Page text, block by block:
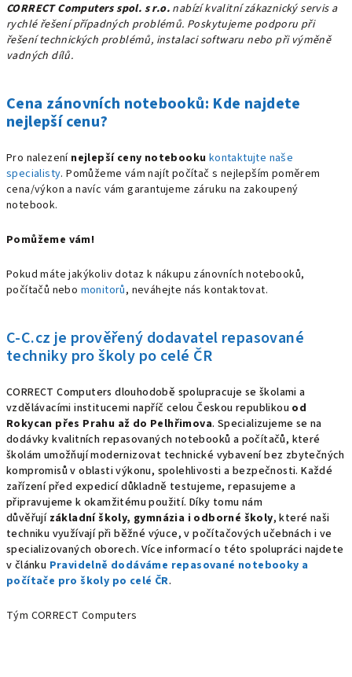
CORRECT Computers spol. s r.o. nabízí kvalitní zákaznický servis a
rychlé řešení případných problémů. Poskytujeme podporu při
řešení technických problémů, instalaci softwaru nebo při výměně
vadných dílů.
Cena zánovních notebooků: Kde najdete
nejlepší cenu?
Pro nalezení nejlepší ceny notebooku kontaktujte naše
specialisty. Pomůžeme vám najít počítač s nejlepším poměrem
cena/výkon a navíc vám garantujeme záruku na zakoupený
notebook.
Pomůžeme vám!
Pokud máte jakýkoliv dotaz k nákupu zánovních notebooků,
počítačů nebo monitorů, neváhejte nás kontaktovat.
C-C.cz je prověřený dodavatel repasované
techniky pro školy po celé ČR
CORRECT Computers dlouhodobě spolupracuje se školami a
vzdělávacími institucemi napříč celou Českou republikou od
Rokycan přes Prahu až do Pelhřimova. Specializujeme se na
dodávky kvalitních repasovaných notebooků a počítačů, které
školám umožňují modernizovat technické vybavení bez zbytečných
kompromisů v oblasti výkonu, spolehlivosti a bezpečnosti. Každé
zařízení před expedicí důkladně testujeme, repasujeme a
připravujeme k okamžitému použití. Díky tomu nám
důvěřují základní školy, gymnázia i odborné školy, které naši
techniku využívají při běžné výuce, v počítačových učebnách i ve
specializovaných oborech. Více informací o této spolupráci najdete
v článku Pravidelně dodáváme repasované notebooky a
počítače pro školy po celé ČR.
Tým CORRECT Computers